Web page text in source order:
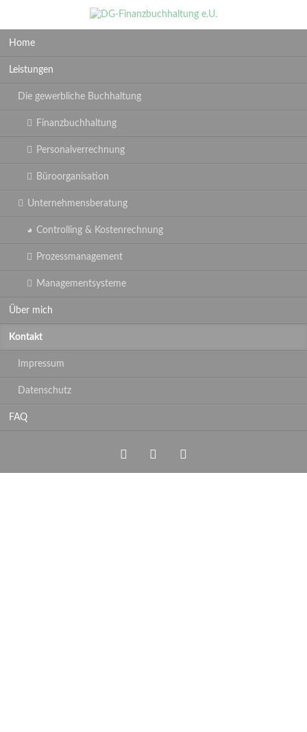
Navigation
Home
Leistungen
Die gewerbliche Buchhaltung
Finanzbuchhaltung
Personalverrechnung
Büroorganisation
Unternehmensberatung
Controlling & Kostenrechnung
Prozessmanagement
Managementsysteme
Über mich
Kontakt
Impressum
Datenschutz
FAQ